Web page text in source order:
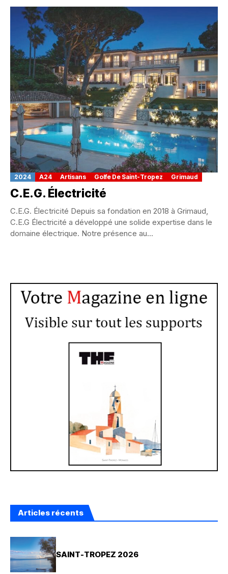
2024 A24 Artisans Golfe De Saint-Tropez Grimaud
C.E.G. Électricité
C.E.G. Électricité Depuis sa fondation en 2018 à Grimaud,
C.E.G Électricité a développé une solide expertise dans le
domaine électrique. Notre présence au...
Articles récents
SAINT-TROPEZ 2026